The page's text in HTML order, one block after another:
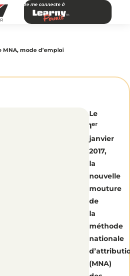
Je me connecte à
MNA, mode d’emploi
Le
1er
janvier
2017,
la
nouvelle
mouture
de
la
méthode
nationale
(MNA)